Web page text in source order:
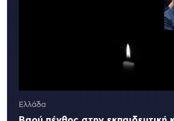
Ελλάδα